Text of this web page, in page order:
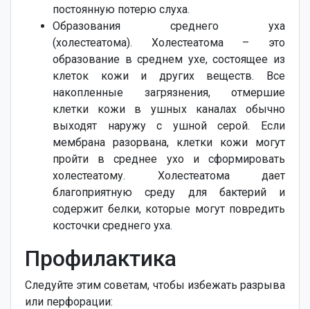
постоянную потерю слуха.
Образования среднего уха
(холестеатома). Холестеатома – это
образование в среднем ухе, состоящее из
клеток кожи и других веществ. Все
накопленные загрязнения, отмершие
клетки кожи в ушных каналах обычно
выходят наружу с ушной серой. Если
мембрана разорвана, клетки кожи могут
пройти в среднее ухо и сформировать
холестеатому. Холестеатома дает
благоприятную среду для бактерий и
содержит белки, которые могут повредить
косточки среднего уха.
Профилактика
Следуйте этим советам, чтобы избежать разрыва
или перфорации: